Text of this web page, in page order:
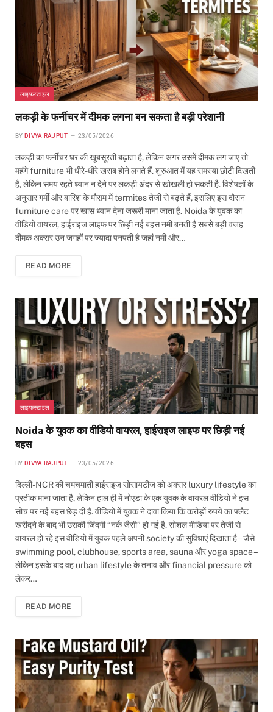
लाइफस्टाइल
लकड़ी के फर्नीचर में दीमक लगना बन सकता है बड़ी परेशानी
BY DIVYA RAJPUT 23/05/2026
लकड़ी का फर्नीचर घर की खूबसूरती बढ़ाता है, लेकिन अगर उसमें दीमक लग जाए तो
महंगे furniture भी धीरे-धीरे खराब होने लगते हैं. शुरुआत में यह समस्या छोटी दिखती
है, लेकिन समय रहते ध्यान न देने पर लकड़ी अंदर से खोखली हो सकती है. विशेषज्ञों के
अनुसार गर्मी और बारिश के मौसम में termites तेजी से बढ़ते हैं, इसलिए इस दौरान
furniture care पर खास ध्यान देना जरूरी माना जाता है. Noida के युवक का
वीडियो वायरल, हाईराइज लाइफ पर छिड़ी नई बहस नमी बनती है सबसे बड़ी वजह
दीमक अक्सर उन जगहों पर ज्यादा पनपती है जहां नमी और…
READ MORE
लाइफस्टाइल
Noida के युवक का वीडियो वायरल, हाईराइज लाइफ पर छिड़ी नई
बहस
BY DIVYA RAJPUT 23/05/2026
दिल्ली-NCR की चमचमाती हाईराइज सोसायटीज को अक्सर luxury lifestyle का
प्रतीक माना जाता है, लेकिन हाल ही में नोएडा के एक युवक के वायरल वीडियो ने इस
सोच पर नई बहस छेड़ दी है. वीडियो में युवक ने दावा किया कि करोड़ों रुपये का फ्लैट
खरीदने के बाद भी उसकी जिंदगी “नर्क जैसी” हो गई है. सोशल मीडिया पर तेजी से
वायरल हो रहे इस वीडियो में युवक पहले अपनी society की सुविधाएं दिखाता है – जैसे
swimming pool, clubhouse, sports area, sauna और yoga space –
लेकिन इसके बाद वह urban lifestyle के तनाव और financial pressure को
लेकर…
READ MORE